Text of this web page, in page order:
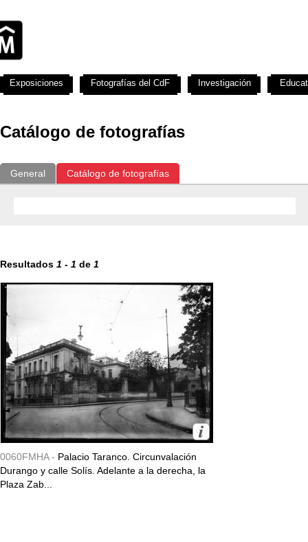
Catálogo de fotografías
General Catálogo de fotografías
Resultados 1 - 1 de 1
0060FMHA - Palacio Taranco. Circunvalación
Durango y calle Solís. Adelante a la derecha, la
Plaza Zab...
Exposiciones Fotografías del CdF Investigación